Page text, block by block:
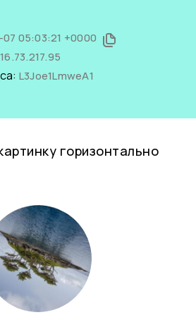
05:03:21 +0000
L3Joe1LmweA1
горизонтально